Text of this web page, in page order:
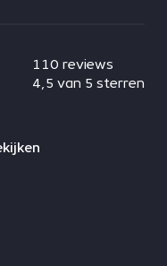
110 reviews
4,5 van 5 sterren